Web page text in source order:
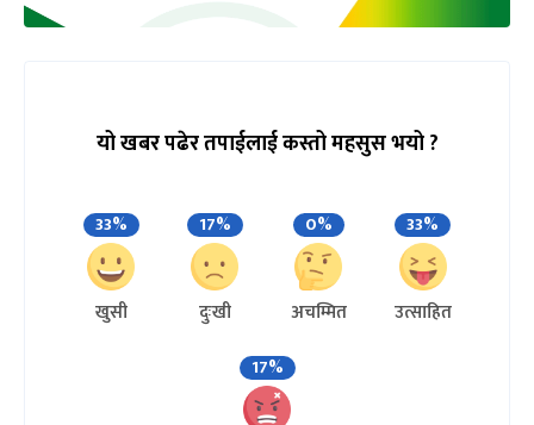
यो खबर पढेर तपाईलाई कस्तो महसुस भयो ?
33%
खुसी
17%
दुःखी
0%
अचम्मित
33%
उत्साहित
17%